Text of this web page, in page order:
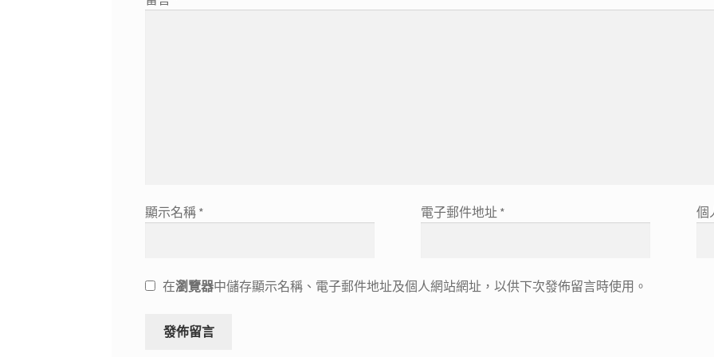
顯示名稱 * 電子郵件地址 * 個
在瀏覽器中儲存顯示名稱、電子郵件地址及個人網站網址，以供下次發佈留言時使用。